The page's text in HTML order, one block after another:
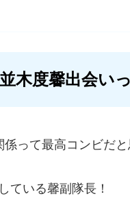
木度馨出会い
って最高コンビだと
ている馨副隊長！